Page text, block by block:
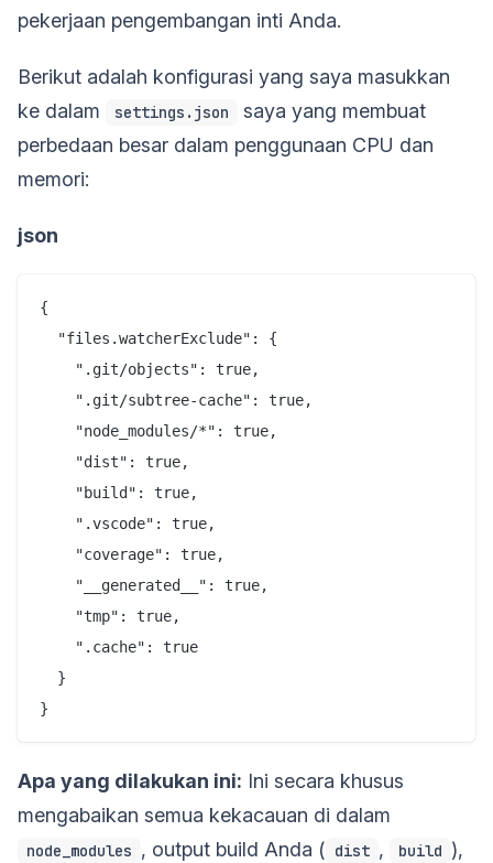
pekerjaan pengembangan inti Anda.
Berikut adalah konfigurasi yang saya masukkan
ke dalam
settings.json
saya yang membuat
perbedaan besar dalam penggunaan CPU dan
memori:
json
{
  "files.watcherExclude": {
    ".git/objects": true,
    ".git/subtree-cache": true,
    "node_modules/*": true,
    "dist": true,
    "build": true,
    ".vscode": true,
    "coverage": true,
    "__generated__": true,
    "tmp": true,
    ".cache": true
  }
Apa yang dilakukan ini: Ini secara khusus
mengabaikan semua kekacauan di dalam
node_modules , output build Anda ( dist , build ),